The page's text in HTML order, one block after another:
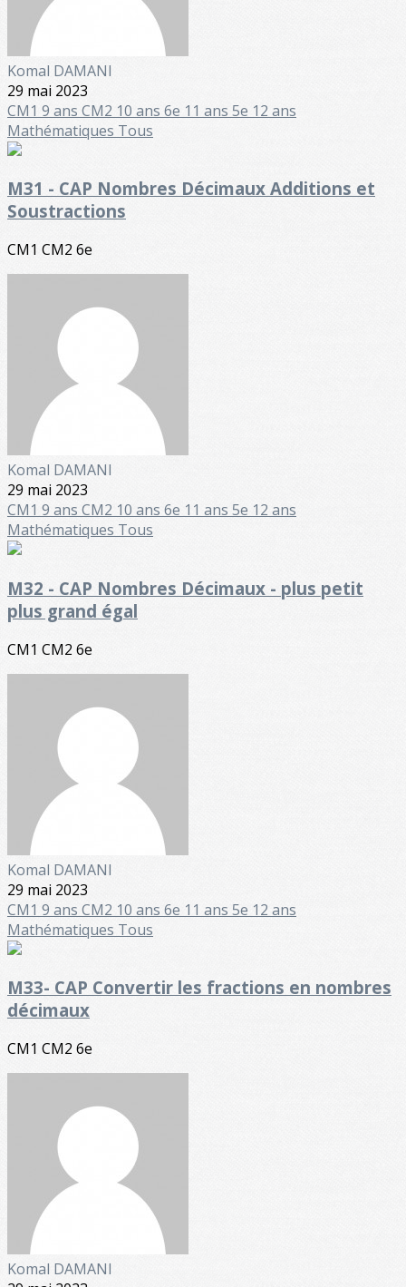
Komal DAMANI
29 mai 2023
CM1 9 ans CM2 10 ans 6e 11 ans 5e 12 ans
Mathématiques Tous
M31 - CAP Nombres Décimaux Additions et
Soustractions
CM1 CM2 6e
Komal DAMANI
29 mai 2023
CM1 9 ans CM2 10 ans 6e 11 ans 5e 12 ans
Mathématiques Tous
M32 - CAP Nombres Décimaux - plus petit
plus grand égal
CM1 CM2 6e
Komal DAMANI
29 mai 2023
CM1 9 ans CM2 10 ans 6e 11 ans 5e 12 ans
Mathématiques Tous
M33- CAP Convertir les fractions en nombres
décimaux
CM1 CM2 6e
Komal DAMANI